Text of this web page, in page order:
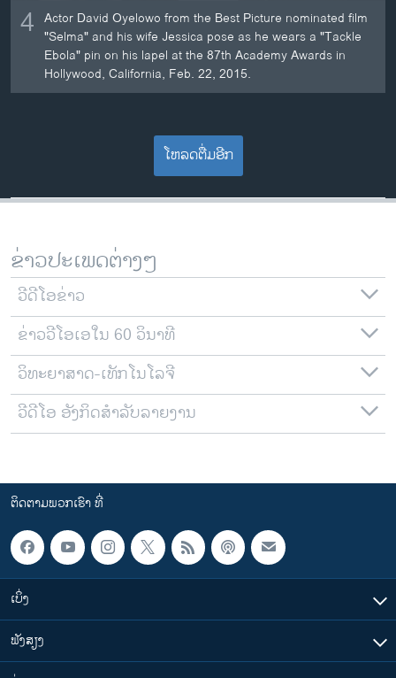
4 Actor David Oyelowo from the Best Picture nominated film
"Selma" and his wife Jessica pose as he wears a "Tackle
Ebola" pin on his lapel at the 87th Academy Awards in
Hollywood, California, Feb. 22, 2015.
ໂຫລດຕື່ມອີກ
ຂ່າວປະເພດຕ່າງໆ
ວີດີໂອຂ່າວ
ຂ່າວວີໂອເອໃນ 60 ວິນາທີ
ວິທະຍາສາດ-ເທັກໂນໂລຈີ
ວີດີໂອ ອັງກິດສຳລັບລາຍງານ
ຕິດຕາມພວກເຮົາ ທີ່
ເບິ່ງ
ຟັງສຽງ